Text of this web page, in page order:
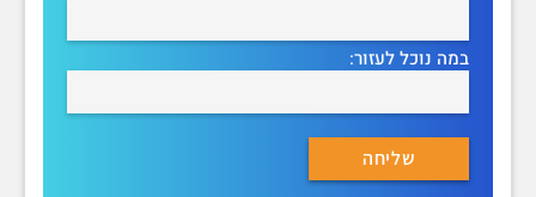
במה נוכל לעזור: